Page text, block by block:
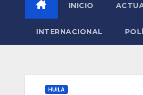
INICIO
INTERNACIONAL
HUILA